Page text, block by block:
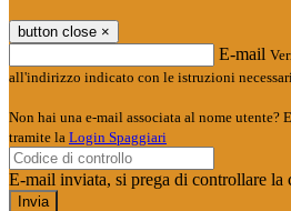
button close ×
E-mail
all'indirizzo indicato con le istruzioni
Non hai una e-mail associata al nome utente?
tramite la Login Spaggiari
E-mail inviata, si prega di controllare la